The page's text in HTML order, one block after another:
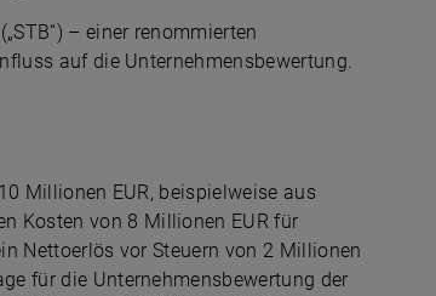
– einer renommierten
auf die Unternehmensbewertung.
Millionen EUR, beispielweise aus
Kosten von 8 Millionen EUR für
Nettoerlös vor Steuern von 2 Millionen
für die Unternehmensbewertung der